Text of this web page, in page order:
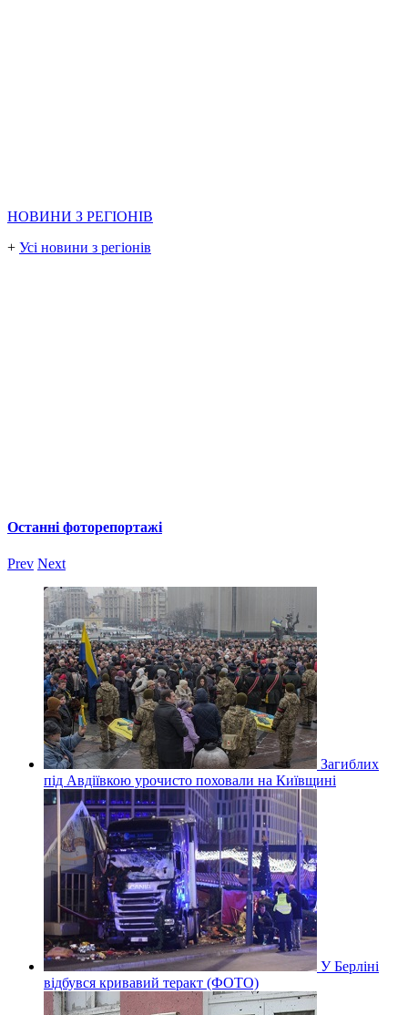
НОВИНИ З РЕГІОНІВ
+ Усі новини з регіонів
Останні фоторепортажі
Prev Next
Загиблих
під Авдіївкою урочисто поховали на Київщині
У Берліні
відбувся кривавий теракт (ФОТО)